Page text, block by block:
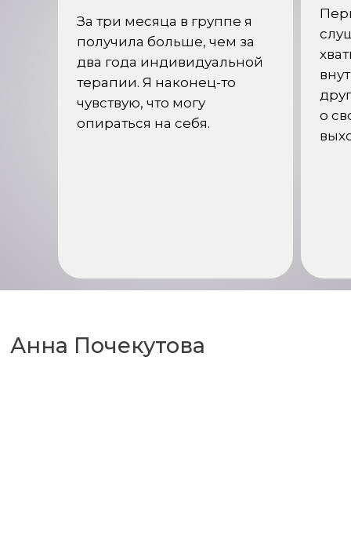
За три месяца в группе я
получила больше, чем за
два года индивидуальной
терапии. Я наконец-то
чувствую, что могу
опираться на себя.
о
Анна Почекутова